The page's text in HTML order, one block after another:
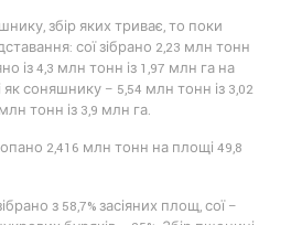
збір яких триває, то поки
сої зібрано 2,23 млн тонн
із 4,3 млн тонн із 1,97 млн га на
як соняшнику – 5,54 млн тонн із 3,02
тонн із 3,9 млн га.
2,416 млн тонн на площі 49,8
з 58,7% засіяних площ, сої –